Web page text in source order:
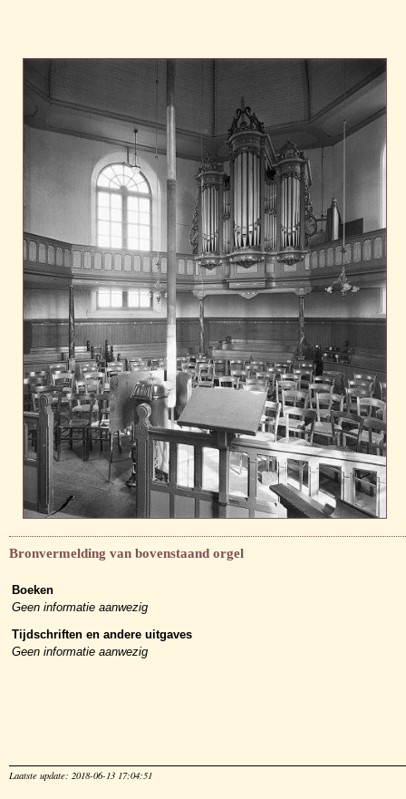
Bronvermelding van bovenstaand orgel
Boeken
Geen informatie aanwezig
Tijdschriften en andere uitgaves
Geen informatie aanwezig
Laatste update: 2018-06-13 17:04:51